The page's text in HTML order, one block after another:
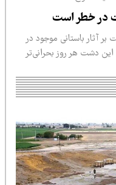
خطر است
باستانی موجود در
هر روز بحرانی‌تر